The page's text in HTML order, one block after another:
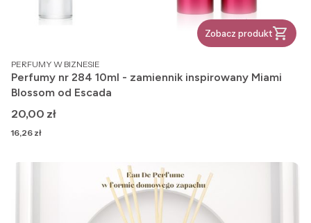
Zobacz produkt
PRODUCENT
PERFUMY W BIZNESIE
Perfumy nr 284 10ml - zamiennik inspirowany Miami
Blossom od Escada
Cena
20,00 zł
Cena
16,26 zł